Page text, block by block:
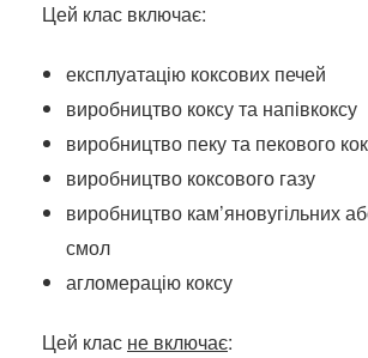
Цей клас включає:
експлуатацію коксових печей
виробництво коксу та напівкоксу
виробництво пеку та пекового
виробництво коксового газу
виробництво кам’яновугільних
смол
агломерацію коксу
Цей клас не включає: